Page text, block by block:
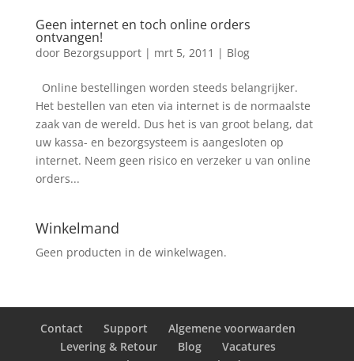
Geen internet en toch online orders
ontvangen!
door Bezorgsupport| mrt 5, 2011 | Blog
Online bestellingen worden steeds belangrijker.
Het bestellen van eten via internet is de normaalste
zaak van de wereld. Dus het is van groot belang, dat
uw kassa- en bezorgsysteem is aangesloten op
internet. Neem geen risico en verzeker u van online
orders...
Winkelmand
Geen producten in de winkelwagen.
Contact Support
Algemene voorwaarden
Levering & Retour
Blog
Vacatures